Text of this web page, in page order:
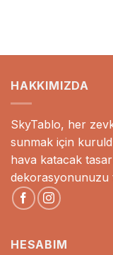
HAKKIMIZDA
SkyTablo, her
sunmak için
hava katacak
dekorasyonunuzu
HESABIM